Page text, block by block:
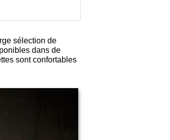
sélection de
dans de
sont confortables